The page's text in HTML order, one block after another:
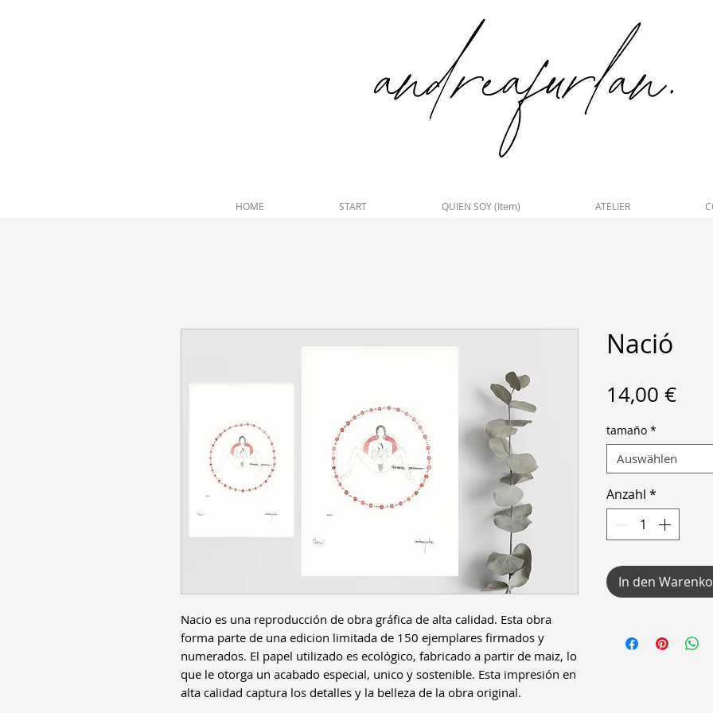
HOME START QUIEN SOY (Item) ATELIER
Nacio es una reproducción de obra gráfica de alta calidad. Esta obra
forma parte de una edicion limitada de 150 ejemplares firmados y
numerados. El papel utilizado es ecológico, fabricado a partir de maiz, lo
que le otorga un acabado especial, unico y sostenible. Esta impresión en
alta calidad captura los detalles y la belleza de la obra original.
Nació
14,00 €Preis
tamaño *
Auswählen
Anzahl *
In den